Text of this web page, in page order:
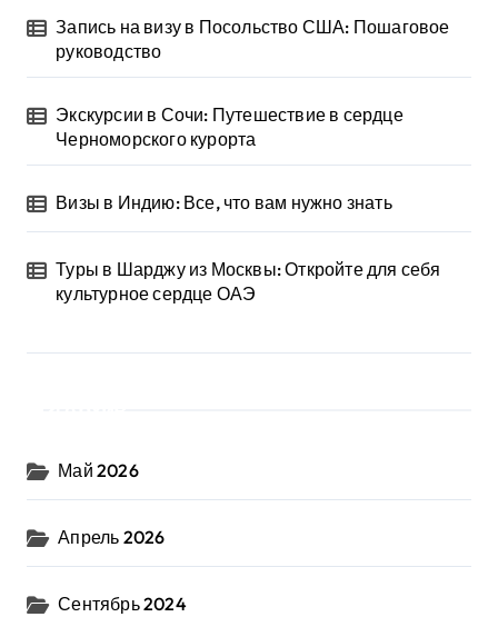
Запись на визу в Посольство США: Пошаговое
руководство
Экскурсии в Сочи: Путешествие в сердце
Черноморского курорта
Визы в Индию: Все, что вам нужно знать
Туры в Шарджу из Москвы: Откройте для себя
культурное сердце ОАЭ
Май 2026
Апрель 2026
Сентябрь 2024